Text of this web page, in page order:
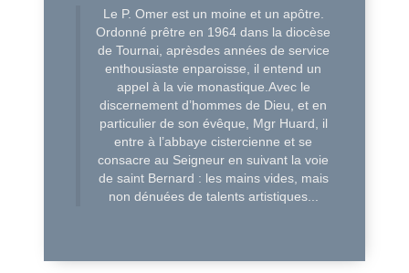
Le P. Omer est un moine et un apôtre.
Ordonné prêtre en 1964 dans la diocèse
de Tournai, aprèsdes années de service
enthousiaste enparoisse, il entend un
appel à la vie monastique.Avec le
discernement d’hommes de Dieu, et en
particulier de son évêque, Mgr Huard, il
entre à l’abbaye cistercienne et se
consacre au Seigneur en suivant la voie
de saint Bernard : les mains vides, mais
non dénuées de talents artistiques...